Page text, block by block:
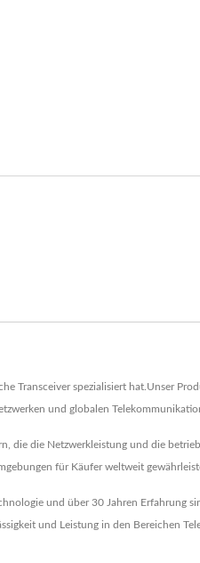
Transceiver spezialisiert hat.Unser
und globalen
die die Netzwerkleistung und die
für Käufer weltweit
und über 30 Jahren Erfahrung
und Leistung in den Bereichen